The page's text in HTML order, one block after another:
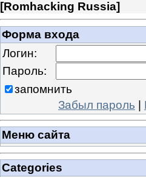
[Romhacking Russia]
Форма входа
Логин:
Пароль:
запомнить
Забыл пароль |
Меню сайта
Categories